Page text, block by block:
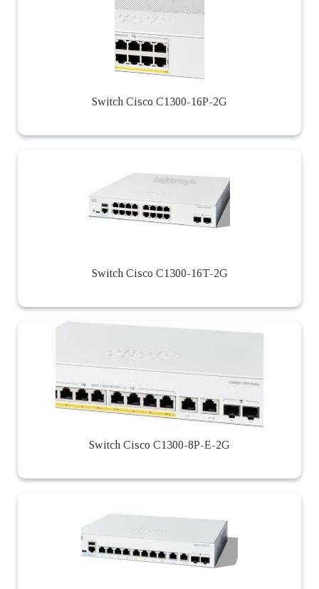
Switch Cisco C1300-16P-2G
Switch Cisco C1300-16T-2G
Switch Cisco C1300-8P-E-2G